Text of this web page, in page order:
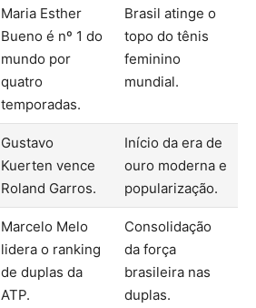
Maria Esther
Bueno é nº 1 do
mundo por
quatro
temporadas.
Brasil atinge o
topo do tênis
feminino
mundial.
Gustavo
Kuerten vence
Roland Garros.
Início da era de
ouro moderna e
popularização.
Marcelo Melo
lidera o ranking
de duplas da
ATP.
Consolidação
da força
brasileira nas
duplas.